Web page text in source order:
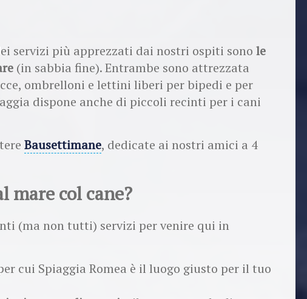
servizi più apprezzati dai nostri ospiti sono le
(in sabbia fine). Entrambe sono attrezzata
ombrelloni e lettini liberi per bipedi e per
dispone anche di piccoli recinti per i cani
Bausettimane, dedicate ai nostri amici a 4
mare col cane?
(ma non tutti) servizi per venire qui in
cui Spiaggia Romea è il luogo giusto per il tuo